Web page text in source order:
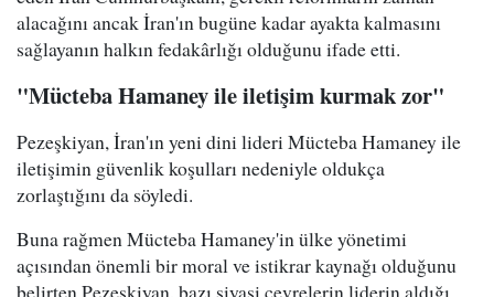
alacağını ancak İran'ın bugüne kadar ayakta kalmasını
sağlayanın halkın fedakârlığı olduğunu ifade etti.
"Mücteba Hamaney ile iletişim kurmak zor"
Pezeşkiyan, İran'ın yeni dini lideri Mücteba Hamaney ile
iletişimin güvenlik koşulları nedeniyle oldukça
zorlaştığını da söyledi.
Buna rağmen Mücteba Hamaney'in ülke yönetimi
açısından önemli bir moral ve istikrar kaynağı olduğunu
belirten Pezeşkiyan, bazı siyasi çevrelerin liderin aldığı